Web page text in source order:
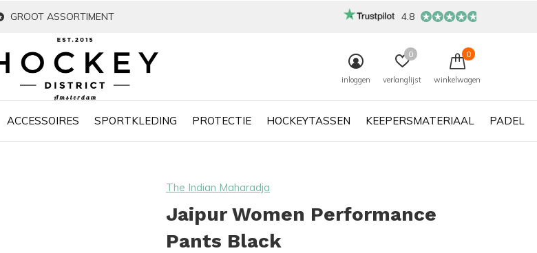
ACCESSOIRES SPORTKLEDING PROTECTIE HOCKEYTASSEN KEEPERSMATERIAAL PADEL
inloggen verlanglijst
0
winkelwagen
0
GROOT ASSORTIMENT 4.8
The Indian Maharadja
Jaipur Women Performance
Pants Black